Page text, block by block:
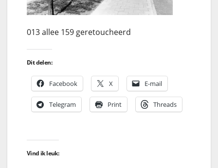
013 allee 159 geretoucheerd
Dit delen:
Facebook X E-mail
Telegram Print Threads
Vind ik leuk: